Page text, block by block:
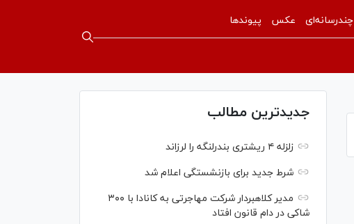
چندرسانه‌ای عکس پیوندها
جدیدترین مطالب
زلزله ۴ ریشتری بندرلنگه را لرزاند
شرط جدید برای بازنشستگی اعلام شد
مدیر کلاهبردار شرکت مهاجرتی به کانادا با ۳۰۰
شاکی در دام قانون افتاد